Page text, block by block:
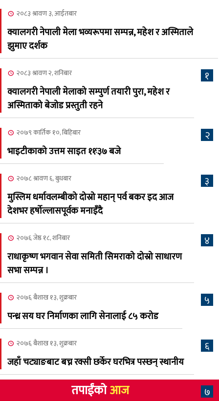
नेप्लिज सोसाइटि अफ
२०८३ श्रावण ६, बुधबार
कामना खबर पत्रिका
७ क्यालगरी नेपाली मेला
२०८३ श्रावण २, शनिबार
८
क्यालगरी नेपाली मेलाको
अस्मिताको बेजोड प्रस्तुती रहने
२०८३ श्रावण ३, आईतबार
क्यालगरी नेपाली मेला भव्यरूपमा सम्पन्न, महेश र अस्मिताले
झुमाए दर्शक
१
२०८३ श्रावण २, शनिबार
क्यालगरी नेपाली मेलाको सम्पुर्ण तयारी पुरा, महेश र
अस्मिताको बेजोड प्रस्तुती रहने
२
२०७९ कार्तिक १०, बिहिबार
भाइटीकाको उत्तम साइत ११ः३७ बजे
३
२०७८ श्रावण ६, बुधबार
मुस्लिम धर्मावलम्बीको दोस्रो महान् पर्व बकर इद आज
देशभर हर्षोल्लासपूर्वक मनाइँदै
४
२०७६ जेष्ठ १८, शनिबार
राधाकृष्ण भगवान सेवा समिती सिमराको दोस्रो साधारण
सभा सम्पन्न ।
५
२०७६ बैशाख १३, शुक्रबार
पन्ध्र सय घर निर्माणका लागि सेनालाई ८५ करोड
६
२०७६ बैशाख १३, शुक्रबार
जहाँ चट्याङबाट बच्न रक्सी छर्केर घरभित्र पस्छन् स्थानीय
७
तपाईंकोआज